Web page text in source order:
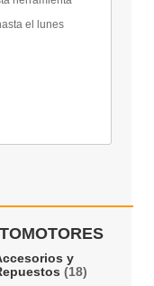
el lunes
y
(18)